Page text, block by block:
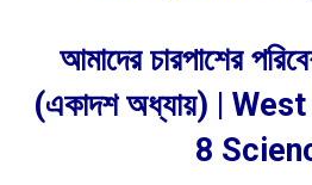
আমাদের চারপাশের
(একাদশ অধ্যায়) |
8